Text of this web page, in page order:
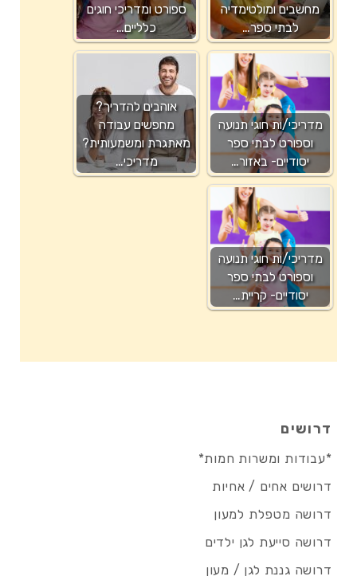
מחשבים ומולטימדיה
לבתי ספר…
ספורט ומדריכי חוגים
כלליים…
מדריכי/ות חוגי תנועה
וספורט לבתי ספר
יסודיים- באזור…
אוהבים להדריך?
מחפשים עבודה
מאתגרת ומשמעותית?
מדריכי…
מדריכי/ות חוגי תנועה
וספורט לבתי ספר
יסודיים- קריית…
דרושים
*עבודות ומשרות חמות*
דרושים אחים / אחיות
דרושה מטפלת למעון
דרושה סייעת לגן ילדים
דרושה גננת לגן / מעון